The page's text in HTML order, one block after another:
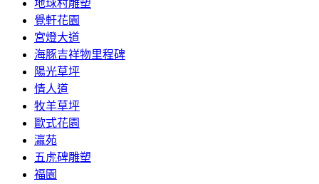
地球村雕塑
覺軒花園
宮燈大道
海豚吉祥物里程碑
陽光草坪
情人道
牧羊草坪
歐式花園
瀛苑
五虎碑雕塑
福園